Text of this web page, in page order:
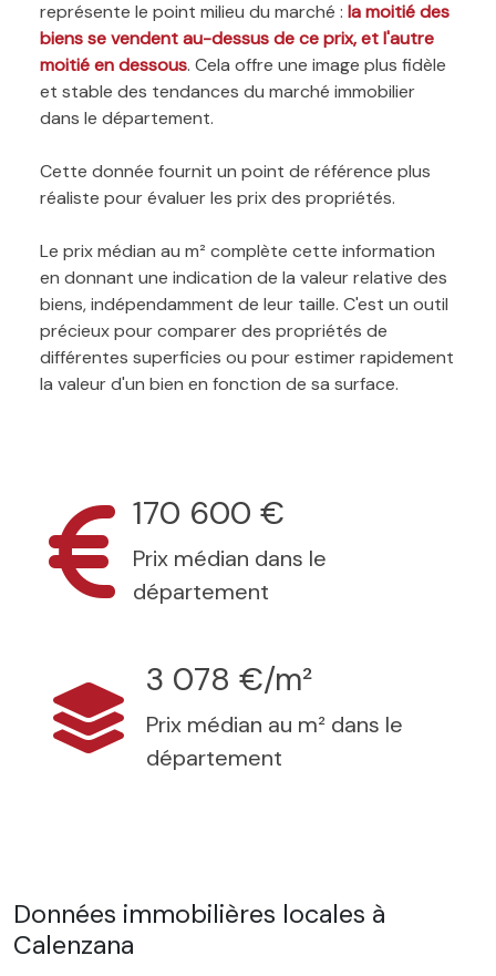
représente le point milieu du marché : la moitié des
biens se vendent au-dessus de ce prix, et l'autre
moitié en dessous. Cela offre une image plus fidèle
et stable des tendances du marché immobilier
dans le département.
Cette donnée fournit un point de référence plus
réaliste pour évaluer les prix des propriétés.
Le prix médian au m² complète cette information
en donnant une indication de la valeur relative des
biens, indépendamment de leur taille. C'est un outil
précieux pour comparer des propriétés de
différentes superficies ou pour estimer rapidement
la valeur d'un bien en fonction de sa surface.
170 600 €
Prix médian dans le
département
3 078 €/m²
Prix médian au m² dans le
département
Données immobilières locales à
Calenzana